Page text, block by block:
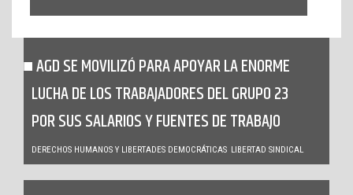
AGD SE MOVILIZÓ PARA APOYAR LA ENORME
LUCHA DE LOS TRABAJADORES DEL GRUPO 23
POR SUS SALARIOS Y FUENTES DE TRABAJO
DERECHOS HUMANOS Y LIBERTADES DEMOCRÁTICAS LIBERTAD SINDICAL